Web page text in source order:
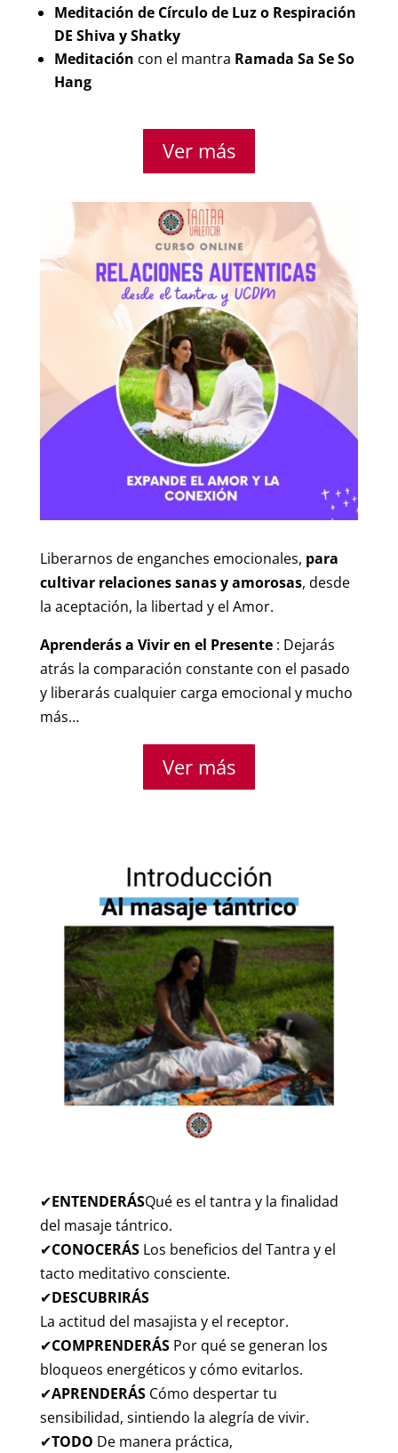
Meditación de Círculo de Luz o Respiración
DE Shiva y Shatky
Meditación con el mantra Ramada Sa Se So
Hang
Ver más
Liberarnos de enganches emocionales, para
cultivar relaciones sanas y amorosas, desde
la aceptación, la libertad y el Amor.
Aprenderás a Vivir en el Presente : Dejarás
atrás la comparación constante con el pasado
y liberarás cualquier carga emocional y mucho
más…
Ver más
✔ENTENDERÁSQué es el tantra y la finalidad
del masaje tántrico.
✔CONOCERÁS Los beneficios del Tantra y el
tacto meditativo consciente.
✔DESCUBRIRÁS
La actitud del masajista y el receptor.
✔COMPRENDERÁS Por qué se generan los
bloqueos energéticos y cómo evitarlos.
✔APRENDERÁS Cómo despertar tu
sensibilidad, sintiendo la alegría de vivir.
✔TODO De manera práctica,